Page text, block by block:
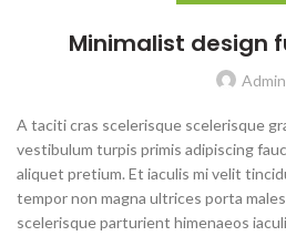
Minimalist design
Admin
A taciti cras scelerisque scelerisque
vestibulum turpis primis adipiscing
aliquet pretium. Et iaculis mi velit
tempor non magna ultrices porta
scelerisque parturient himenaeos